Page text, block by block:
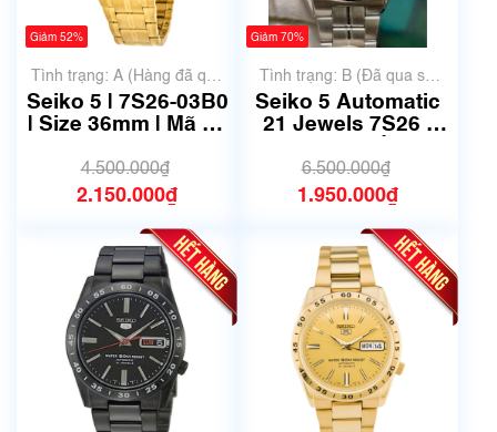
Giảm 52%
Tình trạng: A (Hàng đã qua
sử dụng nhưng rất đẹp,
không có xước)
Seiko 5 | 7S26-03B0
| Size 36mm | Mã số
4.500.000₫
2.150.000₫
Giảm 70%
Tình trạng: B (Đã qua sử
dụng, hàng đẹp, có chút
xước dăm)
Seiko 5 Automatic
21 Jewels 7S26 -
6.500.000₫
1.950.000₫